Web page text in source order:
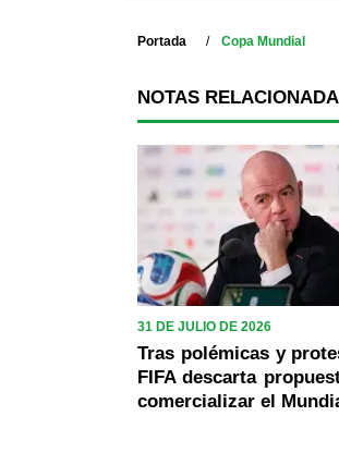
Portada Copa Mundial
NOTAS
31 DE JULIO DE 2026
Tras polémicas y
FIFA descarta
comercializar el